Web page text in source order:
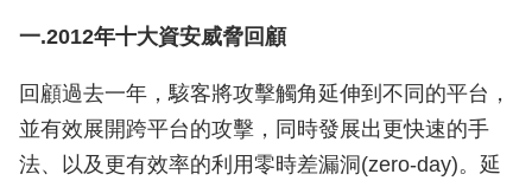
一.2012年十大資安威脅回顧
回顧過去一年，駭客將攻擊觸角延伸到不同的平台，
並有效展開跨平台的攻擊，同時發展出更快速的手
法、以及更有效率的利用零時差漏洞(zero-day)。延